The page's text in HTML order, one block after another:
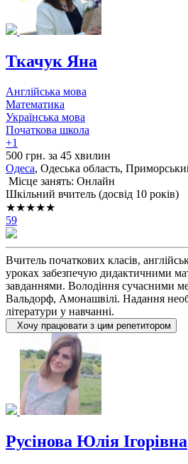
Ткачук Яна
Англійська мова
Математика
Українська мова
Початкова школа
+1
500 грн. за 45 хвилин
Одеса, Одеська область,
Місце занять: Онлайн
Шкільний вчитель (досвід 10 років)
★★★★★
59
Вчитель початкових класів,
уроках забезпечую дидактичними
завданнями. Володіння сучасними
Вальдорф, Амонашвілі. Надання
літератури у навчанні.
Хочу працювати з цим репетитором
Русінова Юлія Ігорівна